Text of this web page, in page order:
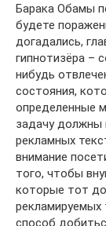
Барака Обамы
будете
догадались,
гипнотизёра –
нибудь
состояния,
определенные
задачу должны
рекламных
внимание
того, чтобы
которые тот
рекламируемых
способ